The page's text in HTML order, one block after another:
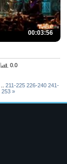
00:03:56
0.0
211-225 226-240 241-
253 »